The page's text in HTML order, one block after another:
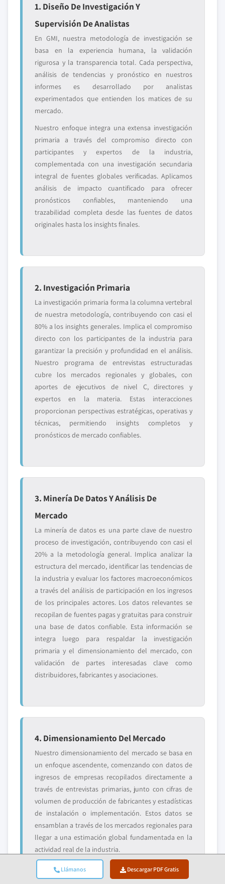
Llámanos Descargar PDF Gratis
1. Diseño De Investigación Y
Supervisión De Analistas
En GMI, nuestra metodología de investigación se
basa en la experiencia humana, la validación
rigurosa y la transparencia total. Cada perspectiva,
análisis de tendencias y pronóstico en nuestros
informes es desarrollado por analistas
experimentados que entienden los matices de su
mercado.
Nuestro enfoque integra una extensa investigación
primaria a través del compromiso directo con
participantes y expertos de la industria,
complementada con una investigación secundaria
integral de fuentes globales verificadas. Aplicamos
análisis de impacto cuantificado para ofrecer
pronósticos confiables, manteniendo una
trazabilidad completa desde las fuentes de datos
originales hasta los insights finales.
2. Investigación Primaria
La investigación primaria forma la columna vertebral
de nuestra metodología, contribuyendo con casi el
80% a los insights generales. Implica el compromiso
directo con los participantes de la industria para
garantizar la precisión y profundidad en el análisis.
Nuestro programa de entrevistas estructuradas
cubre los mercados regionales y globales, con
aportes de ejecutivos de nivel C, directores y
expertos en la materia. Estas interacciones
proporcionan perspectivas estratégicas, operativas y
técnicas, permitiendo insights completos y
pronósticos de mercado confiables.
3. Minería De Datos Y Análisis De
Mercado
La minería de datos es una parte clave de nuestro
proceso de investigación, contribuyendo con casi el
20% a la metodología general. Implica analizar la
estructura del mercado, identificar las tendencias de
la industria y evaluar los factores macroeconómicos
a través del análisis de participación en los ingresos
de los principales actores. Los datos relevantes se
recopilan de fuentes pagas y gratuitas para construir
una base de datos confiable. Esta información se
integra luego para respaldar la investigación
primaria y el dimensionamiento del mercado, con
validación de partes interesadas clave como
distribuidores, fabricantes y asociaciones.
4. Dimensionamiento Del Mercado
Nuestro dimensionamiento del mercado se basa en
un enfoque ascendente, comenzando con datos de
ingresos de empresas recopilados directamente a
través de entrevistas primarias, junto con cifras de
volumen de producción de fabricantes y estadísticas
de instalación o implementación. Estos datos se
ensamblan a través de los mercados regionales para
llegar a una estimación global fundamentada en la
actividad real de la industria.